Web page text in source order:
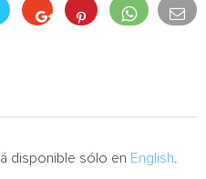
disponible sólo en English